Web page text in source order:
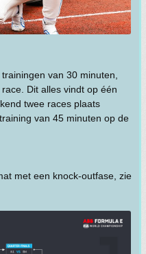
van 30 minuten,
Dit alles vindt op één
twee races plaats
van 45 minuten op de
met een knock-outfase, zie